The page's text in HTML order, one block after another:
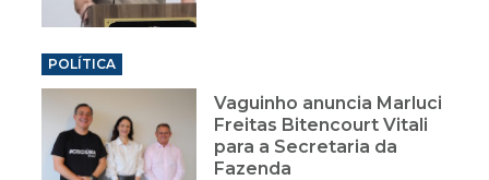
POLÍTICA
Vaguinho anuncia Marluci
Freitas Bitencourt Vitali
para a Secretaria da
Fazenda